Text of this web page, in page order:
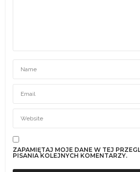
ZAPAMIĘTAJ MOJE DANE W TEJ
PISANIA KOLEJNYCH KOMENTARZY.